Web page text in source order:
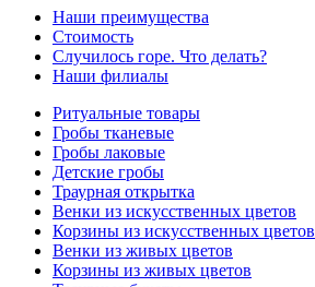
Наши преимущества
Стоимость
Случилось горе. Что делать?
Наши филиалы
Ритуальные товары
Гробы тканевые
Гробы лаковые
Детские гробы
Траурная открытка
Венки из искусственных цветов
Корзины из искусственных цветов
Венки из живых цветов
Корзины из живых цветов